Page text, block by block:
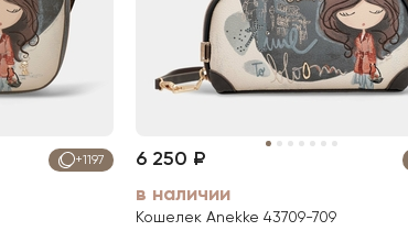
+1197
6 250 ₽
в наличии
Кошелек Anekke 43709-709